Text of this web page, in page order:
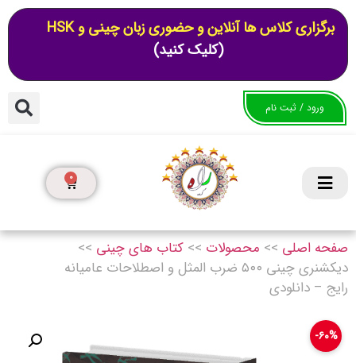
برگزاری کلاس ها آنلاین و حضوری زبان چینی و HSK
(کلیک کنید)
ورود / ثبت نام
0
صفحه اصلی >> محصولات >> کتاب های چینی >>
دیکشنری چینی ۵۰۰ ضرب المثل و اصطلاحات عامیانه
رایج – دانلودی
۶۰%-